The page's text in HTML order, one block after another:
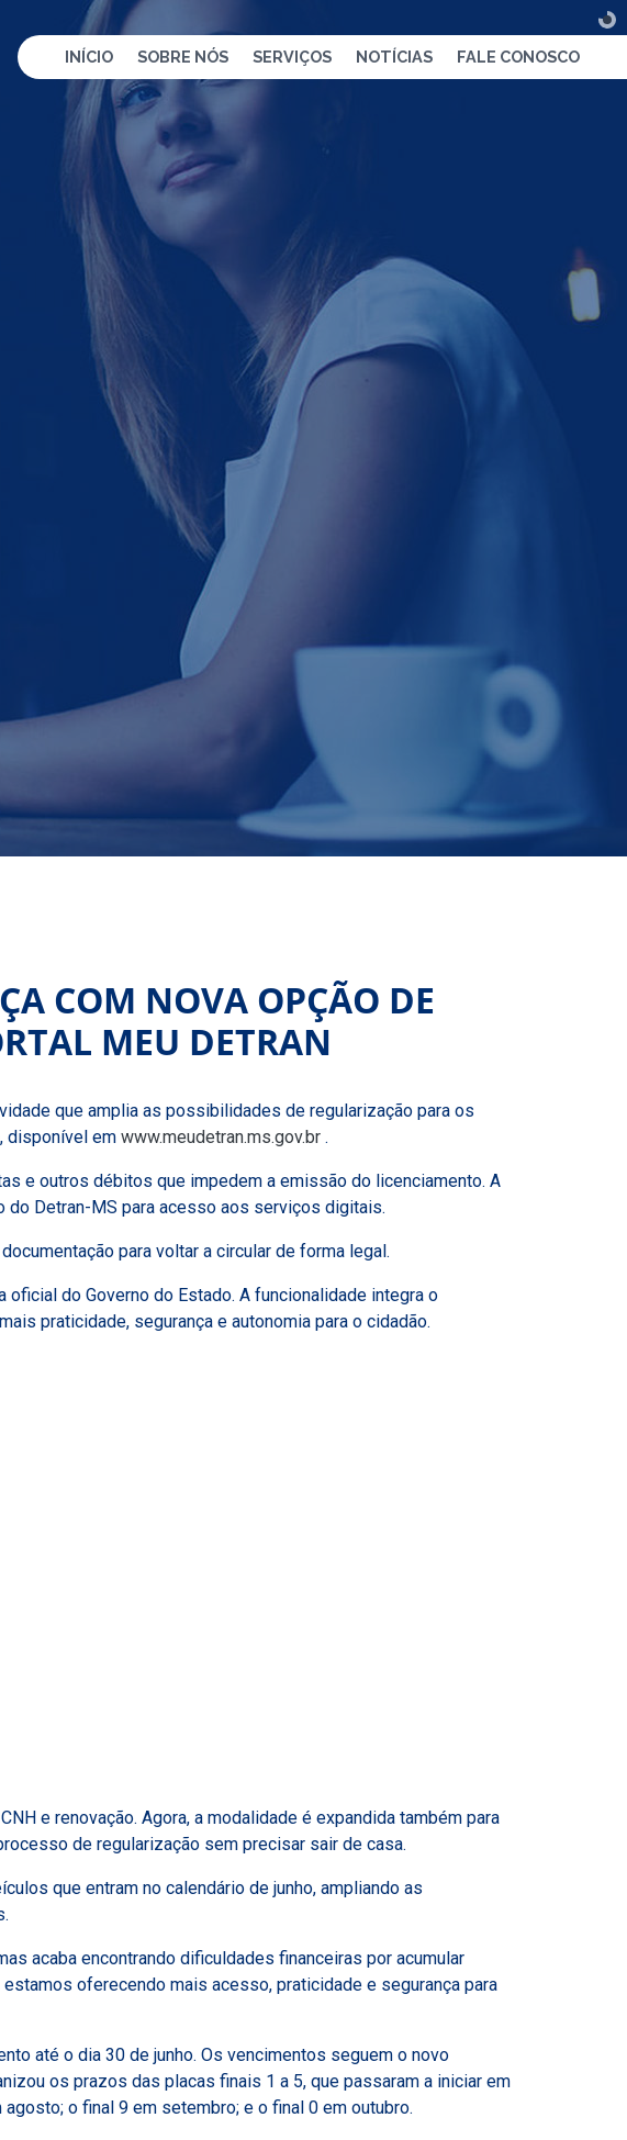
INÍCIO SOBRE NÓS SERVIÇOS NOTÍCIAS FALE CONOSCO
COM NOVA OPÇÃO DE
MEU DETRAN
que amplia as possibilidades de regularização para os
disponível em www.meudetran.ms.gov.br .
e outros débitos que impedem a emissão do licenciamento. A
Detran-MS para acesso aos serviços digitais.
para voltar a circular de forma legal.
do Governo do Estado. A funcionalidade integra o
praticidade, segurança e autonomia para o cidadão.
e renovação. Agora, a modalidade é expandida também para
de regularização sem precisar sair de casa.
que entram no calendário de junho, ampliando as
acaba encontrando dificuldades financeiras por acumular
oferecendo mais acesso, praticidade e segurança para
até o dia 30 de junho. Os vencimentos seguem o novo
os prazos das placas finais 1 a 5, que passaram a iniciar em
o final 9 em setembro; e o final 0 em outubro.